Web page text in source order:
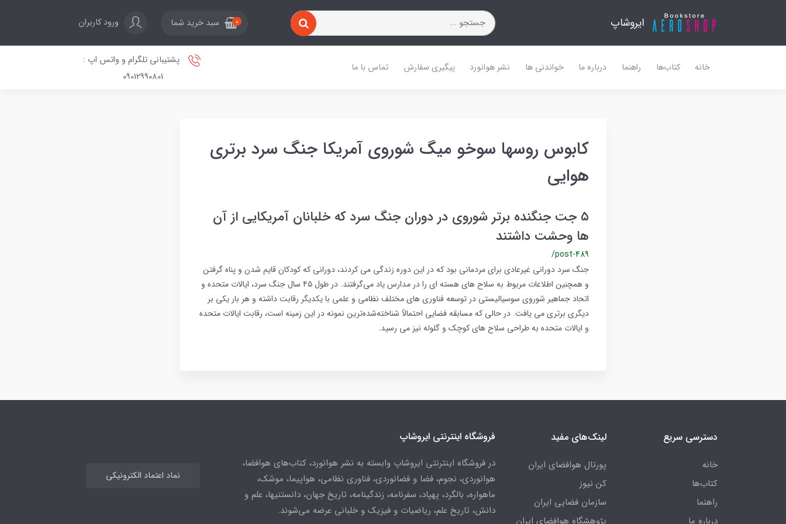
ایروشاپ 0 سبد خرید شما ورود کاربران
خانه کتاب‌ها راهنما درباره ما خواندنی ها نشر هوانورد پیگیری سفارش تماس با ما
پشتیبانی تلگرام و واتس اپ :
09012990801
کابوس روسها سوخو میگ شوروی آمریکا جنگ سرد برتری
هوایی
۵ جت جنگنده برتر شوروی در دوران جنگ سرد که خلبانان آمریکایی از آن
ها وحشت داشتند
/post-489
جنگ سرد دورانی غیرعادی برای مردمانی بود که در این دوره زندگی می کردند، دورانی که کودکان قایم شدن و پناه گرفتن
و همچنین اطلاعات مربوط به سلاح های هسته ای را در مدارس یاد می‌گرفتند. در طول ۴۵ سال جنگ سرد، ایالات متحده و
اتحاد جماهیر شوروی سوسیالیستی در توسعه فناوری های مختلف نظامی و علمی با یکدیگر رقابت داشته و هر بار یکی بر
دیگری برتری می یافت. در حالی که مسابقه فضایی احتمالاً شناخته‌شده‌ترین نمونه در این زمینه است، رقابت ایالات متحده
و ایالات متحده به طراحی سلاح های کوچک و گلوله نیز می رسید.
دسترسی سریع
خانه
کتاب‌ها
راهنما
درباره ما
لینک‌های مفید
پورتال هوافضای ایران
کن نیوز
سازمان فضایی ایران
پژوهشگاه هوافضای ایران
فروشگاه اینترنتی ایروشاپ
در فروشگاه اینترنتی ایروشاپ وابسته به نشر هوانورد، کتاب‌های هوافضا،
هوانوردی، نجوم، فضا و فضانوردی، فناوری نظامی، هواپیما، موشک،
ماهواره، بالگرد، پهپاد، سفرنامه، زندگینامه، تاریخ جهان، دانستنیها، علم و
دانش، تاریخ علم، ریاضیات و فیزیک و خلبانی عرضه می‌شوند.
نماد اعتماد الکترونیکی